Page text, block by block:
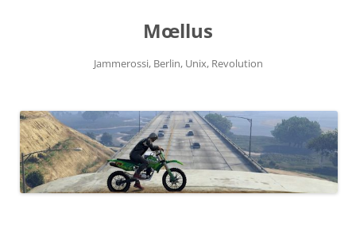
Mœllus
Jammerossi, Berlin, Unix, Revolution